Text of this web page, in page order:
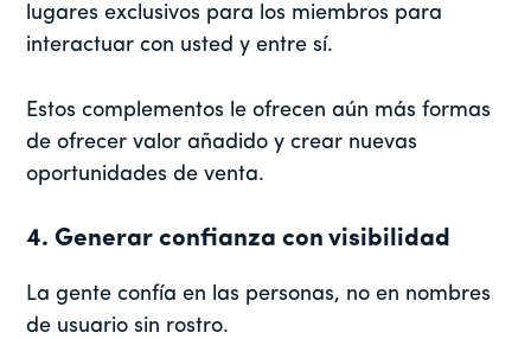
lugares exclusivos para los miembros para
interactuar con usted y entre sí.
Estos complementos le ofrecen aún más formas
de ofrecer valor añadido y crear nuevas
oportunidades de venta.
4. Generar confianza con visibilidad
La gente confía en las personas, no en nombres
de usuario sin rostro.